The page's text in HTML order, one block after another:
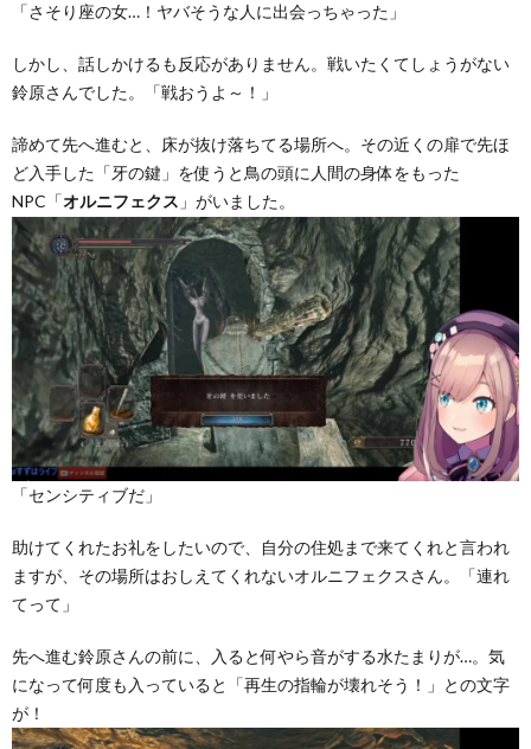
「さそり座の女…！ヤバそうな人に出会っちゃった」
しかし、話しかけるも反応がありません。戦いたくてしょうがない
鈴原さんでした。「戦おうよ～！」
諦めて先へ進むと、床が抜け落ちてる場所へ。その近くの扉で先ほ
ど入手した「牙の鍵」を使うと鳥の頭に人間の身体をもった
NPC「オルニフェクス 」がいました。
「センシティブだ」
助けてくれたお礼をしたいので、自分の住処まで来てくれと言われ
ますが、その場所はおしえてくれないオルニフェクスさん。「連れ
てって」
先へ進む鈴原さんの前に、入ると何やら音がする水たまりが…。気
になって何度も入っていると「再生の指輪が壊れそう！」との文字
が！